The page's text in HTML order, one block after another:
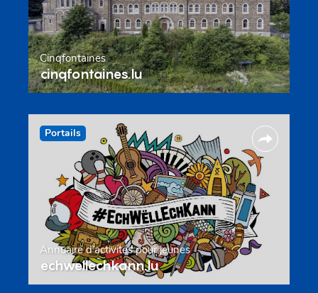
Cinqfontaines
cinqfontaines.lu
Portails
Annuaire d’activités pour jeunes
echwellechkann.lu